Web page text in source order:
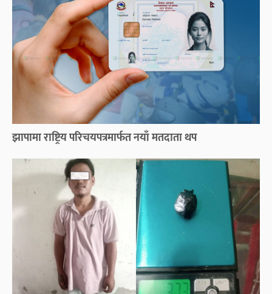
झापामा राष्ट्रिय परिचयपत्रमार्फत नयाँ मतदाता थप